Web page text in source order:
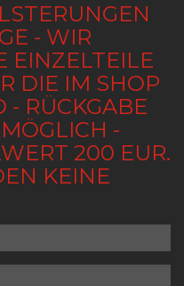
- WIR
EINZELTEILE
DIE IM SHOP
RÜCKGABE
-
200 EUR.
KEINE